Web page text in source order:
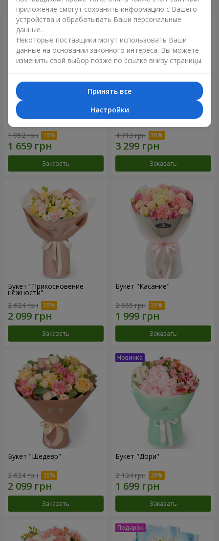
Букет "Дзинтарс"
1 952 грн
Заказать
Букет "Your Smile"
4 713 грн
Заказать
Букет "Прикосновение
нежности"
2 624 грн
Заказать
Букет "Касание"
2 665 грн
Заказать
Букет "Шедевр"
2 624 грн
Заказать
Букет "Дори"
2 124 грн
Заказать
приложение смогут сохранять информацию с Вашего
устройства и обрабатывать Ваши персональные
данные.
Некоторые поставщики могут использовать Ваши
данные на основании законного интереса. Вы можете
изменить свой выбор позже по ссылке внизу страницы.
Принять все
Настройки